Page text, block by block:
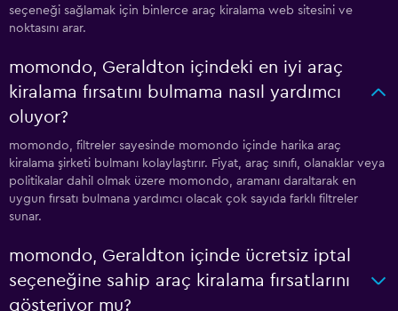
seçeneği sağlamak için binlerce araç kiralama web sitesini ve
noktasını arar.
momondo, Geraldton içindeki en iyi araç
kiralama fırsatını bulmama nasıl yardımcı
oluyor?
momondo, filtreler sayesinde momondo içinde harika araç
kiralama şirketi bulmanı kolaylaştırır. Fiyat, araç sınıfı, olanaklar veya
politikalar dahil olmak üzere momondo, aramanı daraltarak en
uygun fırsatı bulmana yardımcı olacak çok sayıda farklı filtreler
sunar.
momondo, Geraldton içinde ücretsiz iptal
seçeneğine sahip araç kiralama fırsatlarını
gösteriyor mu?